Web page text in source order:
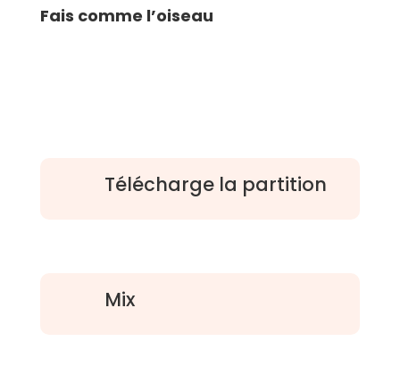
Fais comme l’oiseau
Télécharge la partition
Mix